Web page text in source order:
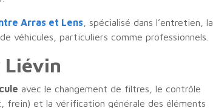
Arras et Lens , spécialisé dans l’entretien, la
véhicules, particuliers comme professionnels.
avec le changement de filtres, le contrôle
frein) et la vérification générale des éléments